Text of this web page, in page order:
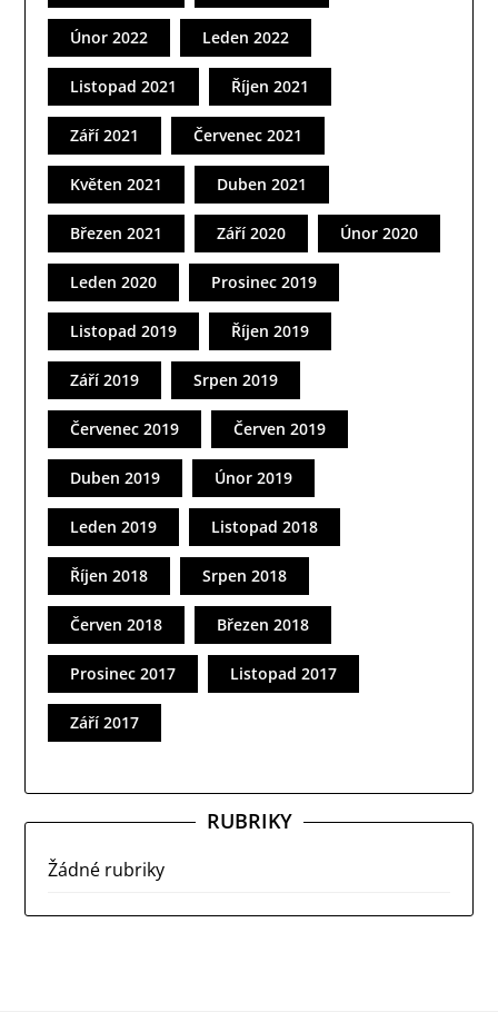
Únor 2022 Leden 2022
Listopad 2021 Říjen 2021
Září 2021 Červenec 2021
Květen 2021 Duben 2021
Březen 2021 Září 2020 Únor 2020
Leden 2020 Prosinec 2019
Listopad 2019 Říjen 2019
Září 2019 Srpen 2019
Červenec 2019 Červen 2019
Duben 2019 Únor 2019
Leden 2019 Listopad 2018
Říjen 2018 Srpen 2018
Červen 2018 Březen 2018
Prosinec 2017 Listopad 2017
Září 2017
RUBRIKY
Žádné rubriky